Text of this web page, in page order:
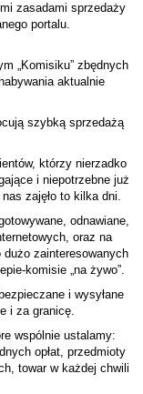
zasadami sprzedaży
portalu.
„Komisiku” zbędnych
aktualnie
szybką sprzedażą
którzy nierzadko
i niepotrzebne już
zajęło to kilka dni.
odnawiane,
oraz na
zainteresowanych
komisie „na żywo”.
i wysyłane
i za granicę.
wspólnie ustalamy:
opłat, przedmioty
towar w każdej chwili